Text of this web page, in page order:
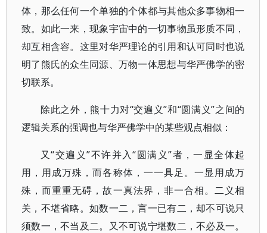
体，那么任何一个单独的个体都与其他众多事物相一
致。如此一来，现象宇宙中的一切事物虽形质不同，
却互相含容。这里对华严理论的引用和认可同时也说
明了熊氏的众生同源、万物一体思想与华严佛学的密
切联系。
除此之外，熊十力对“交遍义”和“圆满义”之间的
逻辑关系的强调也与华严佛学中的某些观点相似：
又“交遍义”不许并入“圆满义”者，一显全体起
用，用成万殊，而各称体，一一具足。一显用成万
殊，而重重无碍，故一真法界，非一合相。二义相
关，不堪省略。如数一二，言一已有二，却不可说只
须数一，不当及二。又不可说宁堪数二，不必及一。